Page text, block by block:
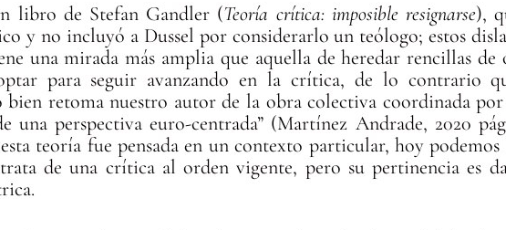
libro de Stefan Gandler (Teoría crítica: imposible resignarse),
y no incluyó a Dussel por considerarlo un teólogo; estos
una mirada más amplia que aquella de heredar rencillas de
para seguir avanzando en la crítica, de lo contrario
bien retoma nuestro autor de la obra colectiva coordinada
una perspectiva euro-centrada” (Martínez Andrade, 2020
teoría fue pensada en un contexto particular, hoy
de una crítica al orden vigente, pero su pertinencia es